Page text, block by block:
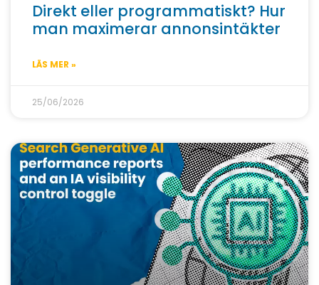
Direkt eller programmatiskt? Hur
man maximerar annonsintäkter
LÄS MER »
25/06/2026